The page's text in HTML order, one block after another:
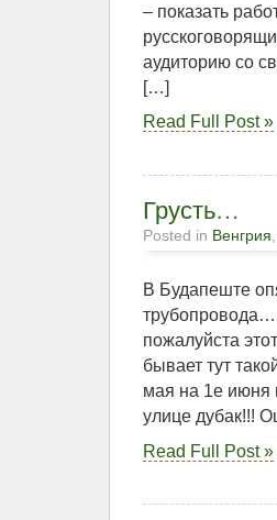
– показать
аудиторию со
[…]
Read Full Post »
Грусть…
Posted in Венгрия
В Будапеште
пожалуйста
бывает тут
мая на 1е июня
улице дубак!!!
Read Full Post »